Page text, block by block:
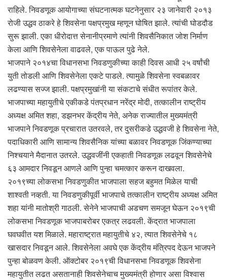
राहिले. निवडणूक आयोगाच्या संघटनात्मक घटनेनुसार २३ जानेवारी २०१३
रोजी उद्धव ठाकरे हे शिवसेना पक्षप्रमुख म्हणून घोषित झाले. त्यांची घोडदौड
सुरू झाली. एका धीरोदात्त सेनानीप्रमाणे त्यांनी शिवसैनिकात जोश निर्माण
केला आणि शिवसेनेला वाढवले, एक पाऊल पुढे नेले.
भाजपाने २०१४चा विधानसभा निवडणुकीच्या काही दिवस आधी २५ वर्षांची
युती तोडली आणि शिवसेनेला एकटे पाडले. त्यामुळे शिवसेना स्वबळावर
लढण्यास सज्ज झाली. पक्षप्रमुखांनी या संकटाचे संधीत रूपांतर केले.
भाजपाच्या महायुतीचे एकीकडे पंतप्रधान नरेंद्र मोदी, तत्कालीन राष्ट्रीय
अध्यक्ष अमित शहा, डझनभर केंद्रीय नेते, अनेक राज्यातील मुख्यमंत्री
भाजपाने निवडणूक प्रचारात उतरवले, तर दुसरीकडे उद्धवजी हे शिवसेना नेते,
पदाधिकारी आणि सामान्य शिवसैनिक यांच्या बळावर निवडणूक जिंकण्याच्या
निश्चयाने मैदानात उतरले. उद्धवजींनी एकहाती निवडणूक लढवून शिवसेनेचे
६३ आमदार निवडून आणले आणि पुन्हा चमत्कार करून दाखवला.
२०१९च्या लोकसभा निवडणुकीत भाजपाला सहज बहुमत मिळेल याची
शाश्वती नव्हती. या निवडणुकीपूर्वी भाजपाचे तत्कालीन राष्ट्रीय अध्यक्ष अमित
शहा यांनी मातोश्री गाठली. सेनेने भाजपाची अडचण समजून घेऊन २०१९ची
लोकसभा निवडणूक भाजपाबरोबर एकत्र लढवली. केंद्रात भाजपाला
घवघवीत यश मिळाले. महाराष्ट्रात महायुतीचे ४२, त्यात शिवसेनेचे १८
खासदार निवडून आले. शिवसेनेला अवघे एक केंद्रीय मंत्रिपद देऊन भाजपने
पुन्हा बोळवण केली. ऑक्टोबर २०१९ची विधानसभा निवडणूक शिवसेना
महायुतीत लढत असतानाही शिवसेनेचाच मुख्यमंत्री होणार असा विश्वास